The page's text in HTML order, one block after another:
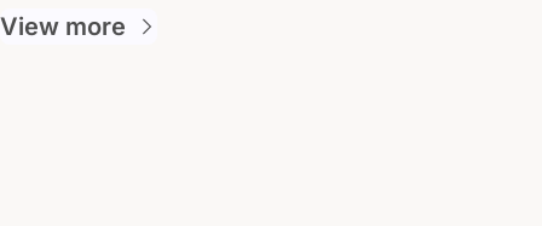
View more